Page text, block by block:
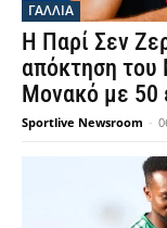
ΓΑΛΛΙΑ
Η Παρί Σεν
απόκτηση του
Μονακό με
Sportlive Newsroom -